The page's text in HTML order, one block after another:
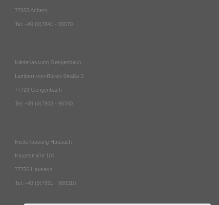
77855 Achern
Tel: +49 (0)7841 - 66670
Niederlassung Gengenbach
Lambert-von-Büren-Straße 3
77723 Gengenbach
Tel: +49 (0)7803 - 96760
Niederlassung Hausach
Hauptstraße 104
77756 Hausach
Tel: +49 (0)7831 - 968310